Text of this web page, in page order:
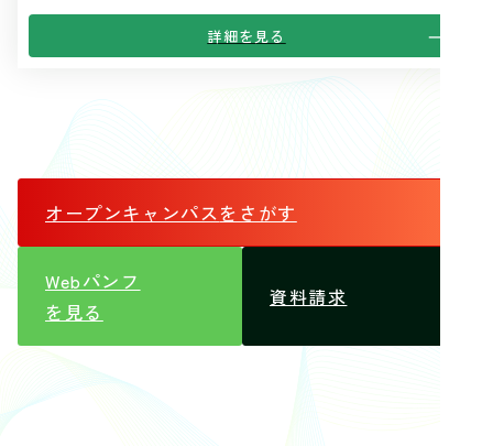
詳細を見る
オープンキャンパスをさがす
Webパンフ
を見る
資料請求